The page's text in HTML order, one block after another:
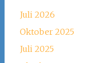
Juli 2026
Oktober 2025
Juli 2025